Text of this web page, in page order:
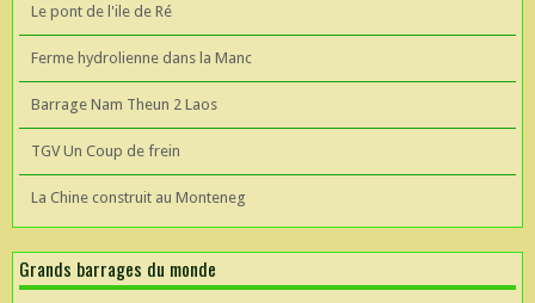
Le pont de l'ile de Ré
Ferme hydrolienne dans la Manc
Barrage Nam Theun 2 Laos
TGV Un Coup de frein
La Chine construit au Monteneg
Grands barrages du monde